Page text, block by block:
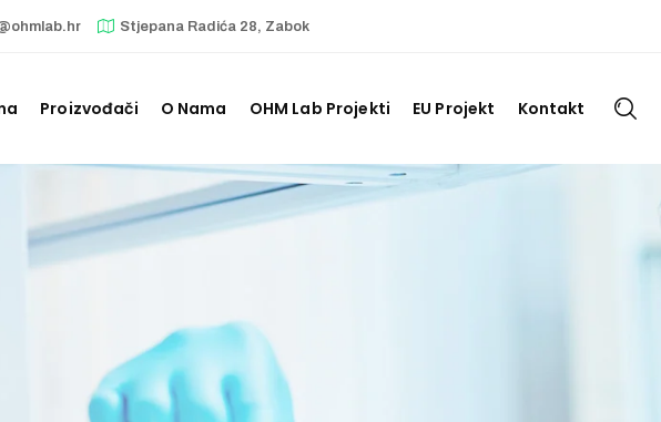
Stjepana Radića 28, Zabok
Proizvođači O Nama OHM Lab Projekti EU Projekt Kontakt